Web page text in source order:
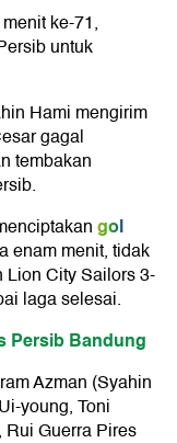
ke-71,
untuk
Hami mengirim
gagal
tembakan
gol
enam menit, tidak
Lion City Sailors 3-
laga selesai.
Persib Bandung
Azman (Syahin
young, Toni
Guerra Pires